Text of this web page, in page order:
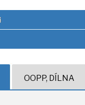
OOPP, DÍLNA